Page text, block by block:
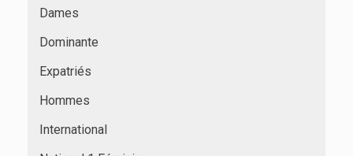
Dames
Dominante
Expatriés
Hommes
International